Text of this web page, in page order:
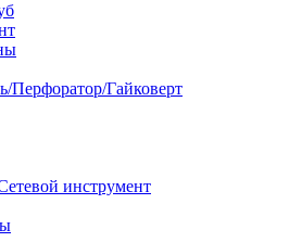
Перфоратор/Гайковерт
инструмент